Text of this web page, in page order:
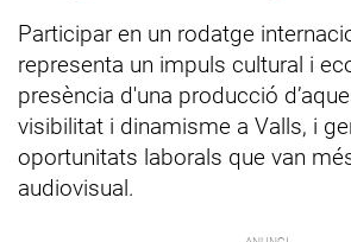
Participar en un rodatge
representa un impuls cultural i
presència d'una producció
visibilitat i dinamisme a Valls, i
oportunitats laborals que van
audiovisual.